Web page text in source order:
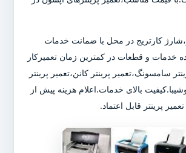
کارتریج در محل با ضمانت خدمات
خدمات و قطعات در کمترین زمان تعمیرکار
سامسونگ،تعمیر پرینتر کانن،تعمیر پرینتر
بالای خدمات.اعلام هزینه پیش از
پرینتر قابل اعتماد.